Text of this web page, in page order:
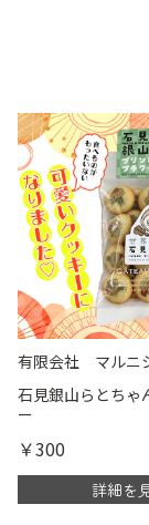
有限会社 マルニ
石見銀山らとちゃ
ー
￥300
詳細を